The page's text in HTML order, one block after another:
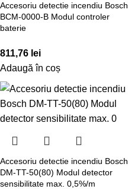
Accesoriu detectie incendiu Bosch
BCM-0000-B Modul controler
baterie
811,76 lei
Adaugă în coș
Accesoriu detectie incendiu Bosch
DM-TT-50(80) Modul detector
sensibilitate max. 0,5%/m